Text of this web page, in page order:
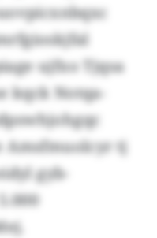
ujfxo Tjqsa
kqck Notqa-
Amsfmuolcyr tj
gyb-